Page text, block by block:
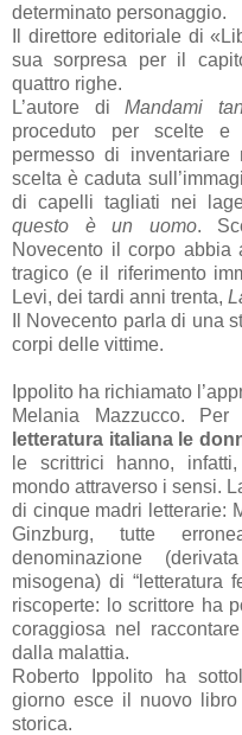
determinato personaggio.
Il direttore editoriale di
sua sorpresa per il
quattro righe.
L’autore diMandami
proceduto per scelte e
permesso di
scelta è caduta
di capelli tagliati nei
questo è un uomo.
Novecento il corpo abbia
tragico (e il riferimento
Levi, dei tardi anni trenta,
Il Novecento parla di una
corpi delle vittime.
Ippolito ha richiamato
Melania Mazzucco.
letteratura italiana le
le scrittrici hanno,
mondo attraverso i sensi.
di cinque madri letterarie:
Ginzburg, tutte
denominazione
misogena) di “letteratura
riscoperte: lo scrittore ha
coraggiosa nel
dalla malattia.
Roberto Ippolito ha
giorno esce il nuovo
storica.